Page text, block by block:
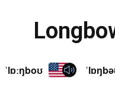
ˈlɒːŋboʊ